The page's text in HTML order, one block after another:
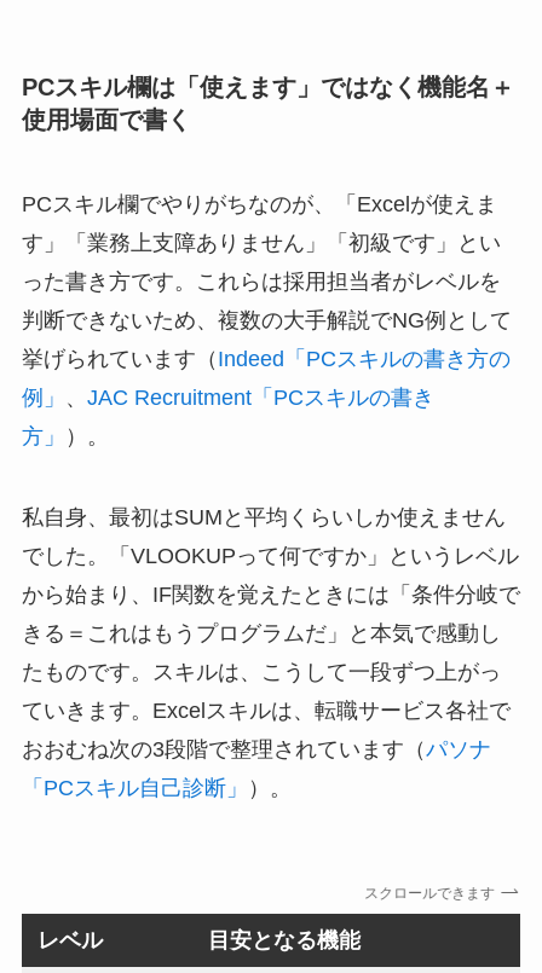
PCスキル欄は「使えます」ではなく機能名＋
使用場面で書く
PCスキル欄でやりがちなのが、「Excelが使えま
す」「業務上支障ありません」「初級です」とい
った書き方です。これらは採用担当者がレベルを
判断できないため、複数の大手解説でNG例として
挙げられています（ Indeed「PCスキルの書き方の
例」 、 JAC Recruitment「PCスキルの書き
方」
）。
私自身、最初はSUMと平均くらいしか使えません
でした。「VLOOKUPって何ですか」というレベル
から始まり、IF関数を覚えたときには「条件分岐で
きる＝これはもうプログラムだ」と本気で感動し
たものです。スキルは、こうして一段ずつ上がっ
ていきます。Excelスキルは、転職サービス各社で
おおむね次の3段階で整理されています（パソナ
「PCスキル自己診断」
）。
スクロールできます
レベル 目安となる機能